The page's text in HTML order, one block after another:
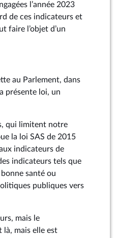
l’année 2023
de ces indicateurs et
faire l’objet d’un
au Parlement, dans
présente loi, un
qui limitent notre
la loi SAS de 2015
indicateurs de
indicateurs tels que
santé ou
publiques vers
mais le
là, mais elle est